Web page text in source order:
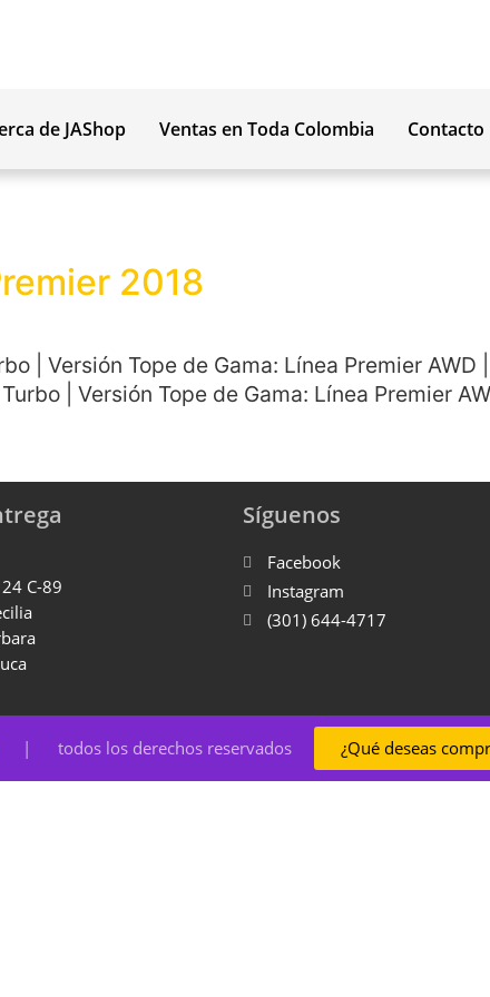
de JAShop Ventas en Toda Colombia Contacto
2018
| Versión Tope de Gama: Línea Premier
| Versión Tope de Gama: Línea Premier
C-89
Síguenos
Facebook
Instagram
(301) 644-4717
| todos los derechos reservados ¿Qué deseas